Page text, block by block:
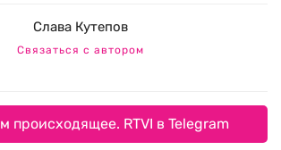
Слава Кутепов
Связаться с автором
происходящее. RTVI в Telegram